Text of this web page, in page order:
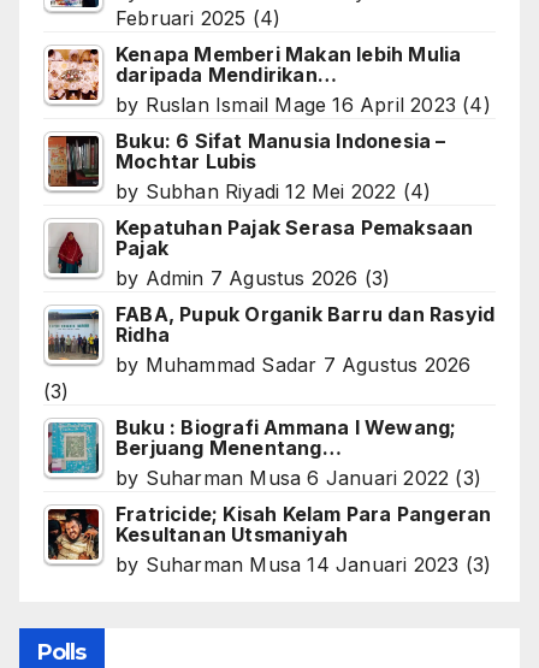
Februari 2025 (4)
Kenapa Memberi Makan lebih Mulia
daripada Mendirikan…
by Ruslan Ismail Mage 16 April 2023 (4)
Buku: 6 Sifat Manusia Indonesia –
Mochtar Lubis
by Subhan Riyadi 12 Mei 2022 (4)
Kepatuhan Pajak Serasa Pemaksaan
Pajak
by Admin 7 Agustus 2026 (3)
FABA, Pupuk Organik Barru dan Rasyid
Ridha
by Muhammad Sadar 7 Agustus 2026
(3)
Buku : Biografi Ammana I Wewang;
Berjuang Menentang…
by Suharman Musa 6 Januari 2022 (3)
Fratricide; Kisah Kelam Para Pangeran
Kesultanan Utsmaniyah
by Suharman Musa 14 Januari 2023 (3)
Polls